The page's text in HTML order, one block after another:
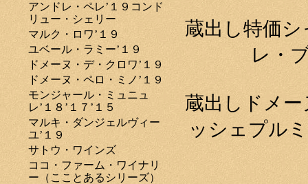
アンドレ・ペレ’１９コンド
リュー・シェリー
マルク・ロワ’１９
ユベール・ラミー’１９
ドメーヌ・デ・クロワ’１９
ドメーヌ・ペロ・ミノ’１９
モンジャール・ミュニュ
レ’１８’１７’１５
マルキ・ダンジェルヴィー
ユ’１９
サトウ・ワインズ
ココ・ファーム・ワイナリ
ー（こことあるシリーズ）
蔵出し特価
レ・
蔵出しドメ
ッシェプル